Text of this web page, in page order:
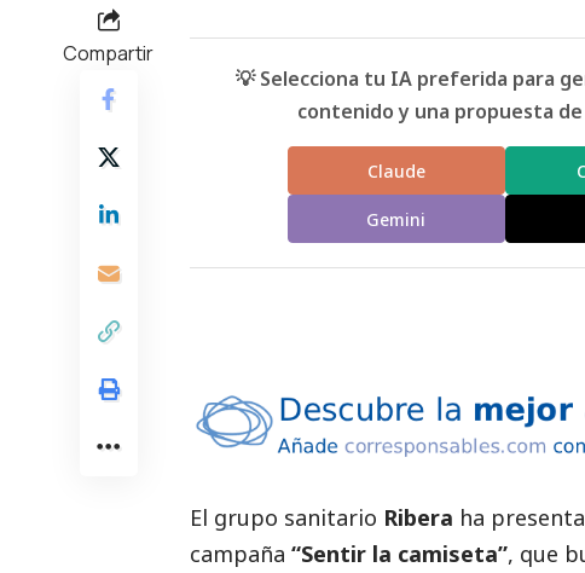
Compartir
💡 Selecciona tu IA preferida para
contenido y una propuesta
Claude
Gemini
El grupo sanitario Ribera ha
campaña “Sentir la camiseta”, que